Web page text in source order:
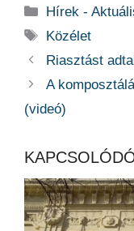
Kategória
Hírek -
Címkék
Közélet
Riasztást
A
(videó)